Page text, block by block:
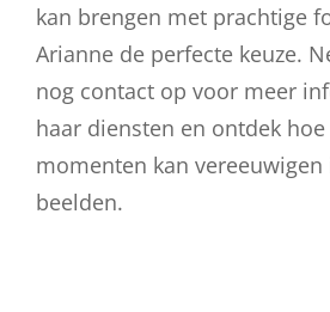
kan brengen met prachtige
Arianne de perfecte keuze.
nog contact op voor meer
haar diensten en ontdek
momenten kan
beelden.